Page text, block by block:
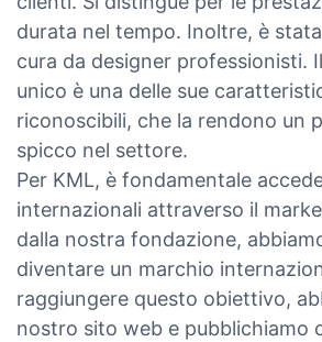
durata nel tempo. Inoltre, è
cura da designer professionisti.
unico è una delle sue
riconoscibili, che la rendono un
spicco nel settore.
Per KML, è fondamentale
internazionali attraverso il
dalla nostra fondazione,
diventare un marchio
raggiungere questo obiettivo,
nostro sito web e pubblichiamo